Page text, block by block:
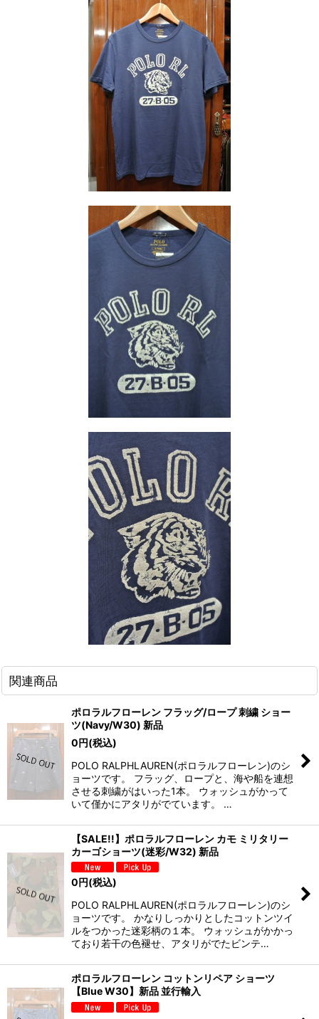
関連商品
ポロラルフローレン フラッグ/ロープ 刺繍 ショー
ツ(Navy/W30) 新品
0円(税込)
POLO RALPHLAUREN(ポロラルフローレン)のシ
ョーツです。 フラッグ、ロープと、海や船を連想
させる刺繍がはいった1本。 ウォッシュがかって
いて僅かにアタリがでています。 …
【SALE!!】ポロラルフローレン カモ ミリタリー
カーゴショーツ(迷彩/W32) 新品
0円(税込)
POLO RALPHLAUREN(ポロラルフローレン)のシ
ョーツです。 かなりしっかりとしたコットンツイ
ルをつかった迷彩柄の１本。 ウォッシュがかかっ
ており若干の色褪せ、アタリがでたビンテ…
ポロラルフローレン コットンリペア ショーツ
【Blue W30】新品 並行輸入